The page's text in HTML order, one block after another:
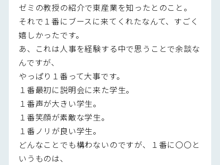
ゼミの教授の紹介で東産業を知ったとのこと。
それで１番にブースに来てくれたなんて、すごく
嬉しかったです。
あ、これは人事を経験する中で思うことで余談な
んですが、
やっぱり１番って大事です。
１番最初に説明会に来た学生。
１番声が大きい学生。
１番笑顔が素敵な学生。
１番ノリが良い学生。
どんなことでも構わないのですが、１番に〇〇と
いうものは、